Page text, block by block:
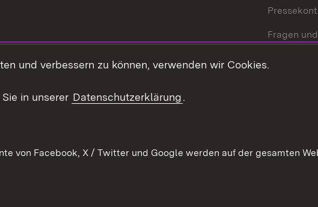
Fragen
und verbessern zu können, verwenden wir Cookies.
in unserer Datenschutzerklärung.
von Facebook, X / Twitter und Google werden auf der gesamten